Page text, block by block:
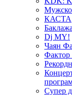
КАСТА
Dj MY!
Чаян
Фактор
Супер